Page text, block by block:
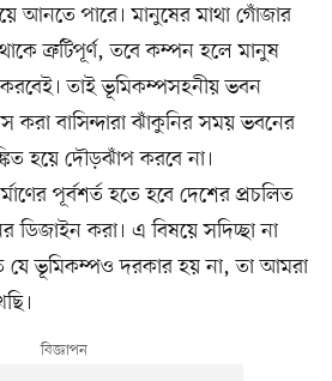
আনতে পারে। মানুষের মাথা গোঁজার
ত্রুটিপূর্ণ, তবে কম্পন হলে মানুষ
তাই ভূমিকম্পসহনীয় ভবন
করা বাসিন্দারা ঝাঁকুনির সময় ভবনের
হয়ে দৌড়ঝাঁপ করবে না।
পূর্বশর্ত হতে হবে দেশের প্রচলিত
ডিজাইন করা। এ বিষয়ে সদিচ্ছা না
যে ভূমিকম্পও দরকার হয় না, তা আমরা